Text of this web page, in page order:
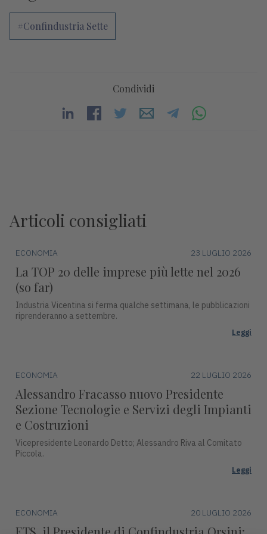
#Confindustria Sette
Condividi
Articoli consigliati
ECONOMIA 23 LUGLIO 2026
La TOP 20 delle imprese più lette nel 2026
(so far)
Industria Vicentina si ferma qualche settimana, le pubblicazioni
riprenderanno a settembre.
Leggi
ECONOMIA 22 LUGLIO 2026
Alessandro Fracasso nuovo Presidente
Sezione Tecnologie e Servizi degli Impianti
e Costruzioni
Vicepresidente Leonardo Detto; Alessandro Riva al Comitato
Piccola.
Leggi
ECONOMIA 20 LUGLIO 2026